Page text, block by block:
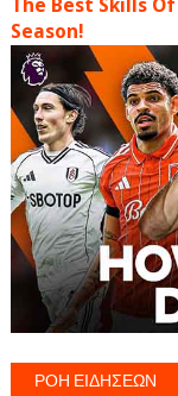
The Best Skills
Season!
ΡΟΗ ΕΙΔΗΣΕΩΝ